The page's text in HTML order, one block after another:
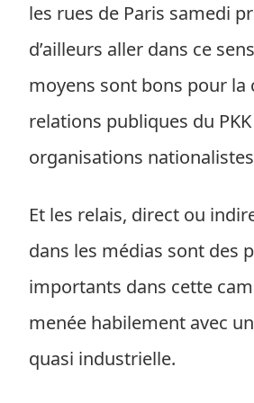
les rues de Paris samedi
d’ailleurs aller dans ce
moyens sont bons pour la
relations publiques du
organisations
Et les relais, direct ou
dans les médias sont des
importants dans cette
menée habilement avec
quasi industrielle.